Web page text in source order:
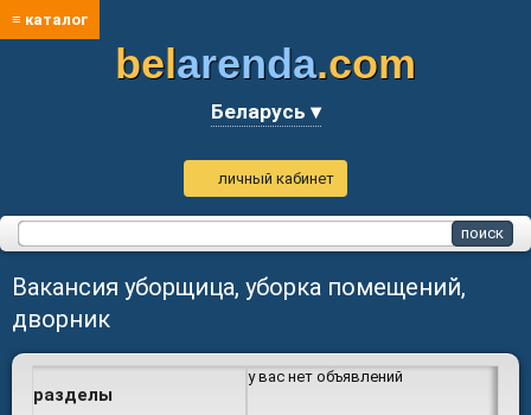
≡ каталог
belarenda.com
Беларусь ▾
личный кабинет
Вакансия уборщица, уборка помещений,
дворник
разделы
у вас нет объявлений